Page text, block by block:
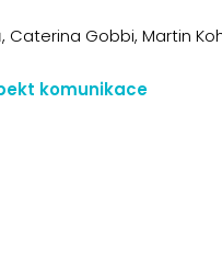
Caterina Gobbi, Martin
komunikace